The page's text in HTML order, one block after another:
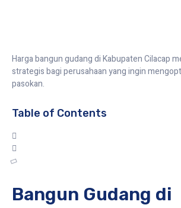
Harga bangun gudang di Kabupaten Cilacap
strategis bagi perusahaan yang ingin
pasokan.
Table of Contents
Bangun Gudang di